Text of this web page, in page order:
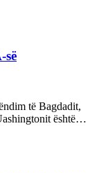
së
të Bagdadit,
është…